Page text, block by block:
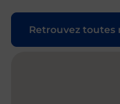
Retrouvez toutes